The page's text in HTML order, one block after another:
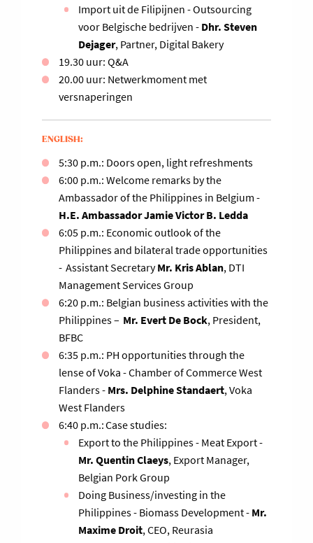
Import uit de Filipijnen - Outsourcing
voor Belgische bedrijven - Dhr. Steven
Dejager, Partner, Digital Bakery
19.30 uur: Q&A
20.00 uur: Netwerkmoment met
versnaperingen
ENGLISH:
5:30 p.m.: Doors open, light refreshments
6:00 p.m.: Welcome remarks by the
Ambassador of the Philippines in Belgium -
H.E. Ambassador Jamie Victor B. Ledda
6:05 p.m.: Economic outlook of the
Philippines and bilateral trade opportunities
- Assistant SecretaryMr. Kris Ablan, DTI
Management Services Group
6:20 p.m.: Belgian business activities with the
Philippines – Mr. Evert De Bock, President,
BFBC
6:35 p.m.: PH opportunities through the
lense of Voka - Chamber of Commerce West
Flanders - Mrs. Delphine Standaert, Voka
West Flanders
6:40 p.m.: Case studies:
Export to the Philippines - Meat Export -
Mr. Quentin Claeys, Export Manager,
Belgian Pork Group
Doing Business/investing in the
Philippines - Biomass Development - Mr.
Maxime Droit, CEO, Reurasia